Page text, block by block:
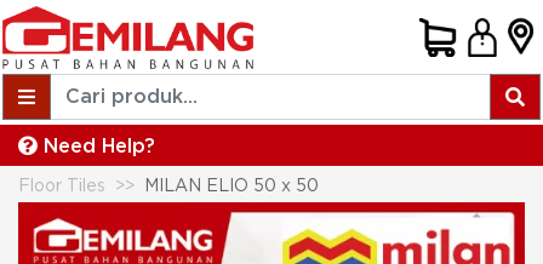
Need Help?
Floor Tiles MILAN ELIO 50 x 50
Previous Next